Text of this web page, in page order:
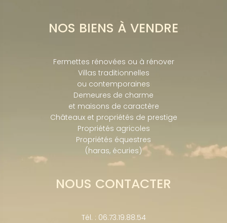
NOS BIENS À VENDRE
Fermettes rénovées ou à rénover
Villas traditionnelles
ou contemporaines
Demeures de charme
et maisons de caractère
Châteaux et propriétés de prestige
Propriétés agricoles
Propriétés équestres
(haras, écuries)
NOUS CONTACTER
Tél. : 06.73.19.88.54